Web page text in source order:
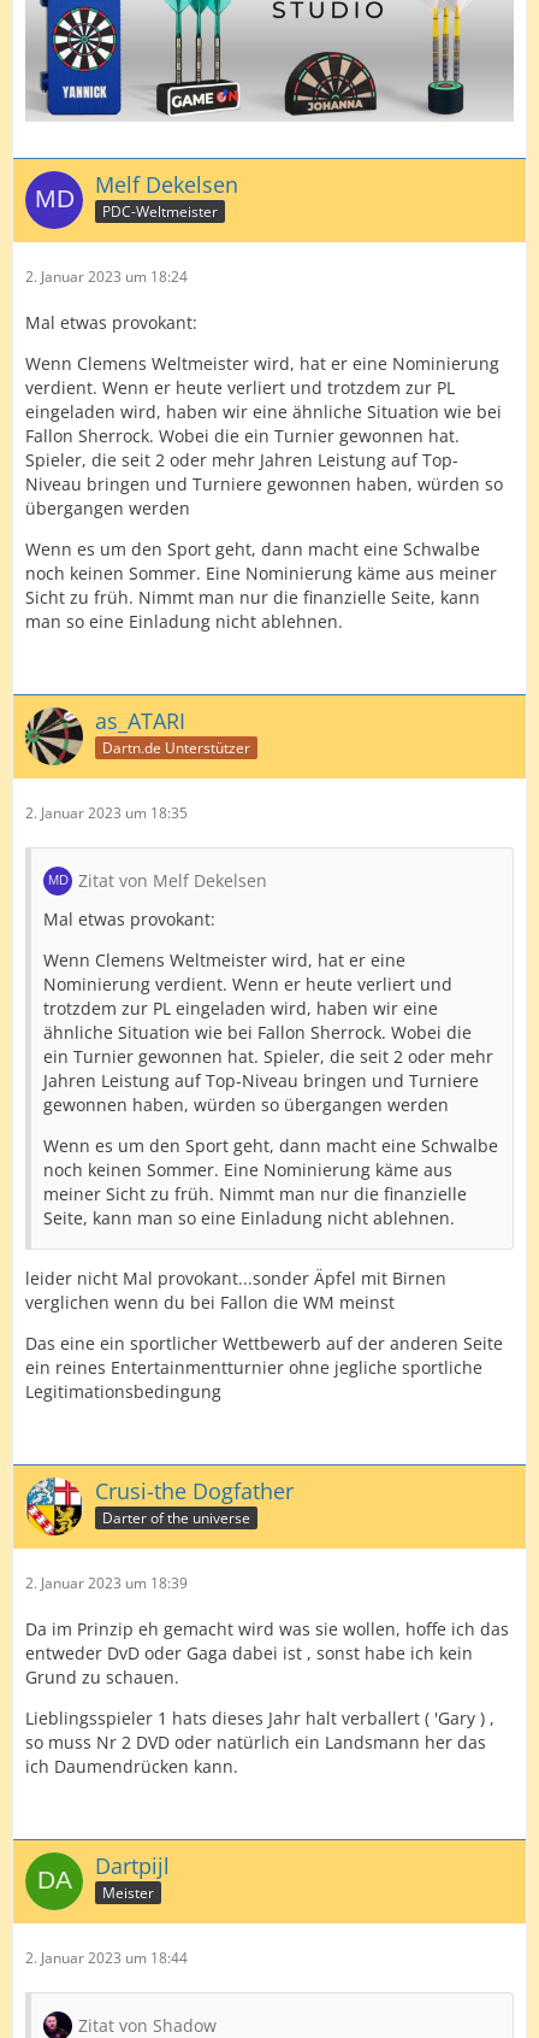
Melf Dekelsen
PDC-Weltmeister
2. Januar 2023 um 18:24
Mal etwas provokant:
Wenn Clemens Weltmeister wird, hat er eine Nominierung
verdient. Wenn er heute verliert und trotzdem zur PL
eingeladen wird, haben wir eine ähnliche Situation wie bei
Fallon Sherrock. Wobei die ein Turnier gewonnen hat.
Spieler, die seit 2 oder mehr Jahren Leistung auf Top-
Niveau bringen und Turniere gewonnen haben, würden so
übergangen werden
Wenn es um den Sport geht, dann macht eine Schwalbe
noch keinen Sommer. Eine Nominierung käme aus meiner
Sicht zu früh. Nimmt man nur die finanzielle Seite, kann
man so eine Einladung nicht ablehnen.
as_ATARI
Dartn.de Unterstützer
2. Januar 2023 um 18:35
Zitat von Melf Dekelsen
Mal etwas provokant:
Wenn Clemens Weltmeister wird, hat er eine
Nominierung verdient. Wenn er heute verliert und
trotzdem zur PL eingeladen wird, haben wir eine
ähnliche Situation wie bei Fallon Sherrock. Wobei die
ein Turnier gewonnen hat. Spieler, die seit 2 oder mehr
Jahren Leistung auf Top-Niveau bringen und Turniere
gewonnen haben, würden so übergangen werden
Wenn es um den Sport geht, dann macht eine Schwalbe
noch keinen Sommer. Eine Nominierung käme aus
meiner Sicht zu früh. Nimmt man nur die finanzielle
Seite, kann man so eine Einladung nicht ablehnen.
leider nicht Mal provokant...sonder Äpfel mit Birnen
verglichen wenn du bei Fallon die WM meinst
Das eine ein sportlicher Wettbewerb auf der anderen Seite
ein reines Entertainmentturnier ohne jegliche sportliche
Legitimationsbedingung
Crusi-the Dogfather
Darter of the universe
2. Januar 2023 um 18:39
Da im Prinzip eh gemacht wird was sie wollen, hoffe ich das
entweder DvD oder Gaga dabei ist , sonst habe ich kein
Grund zu schauen.
Lieblingsspieler 1 hats dieses Jahr halt verballert ( 'Gary ) ,
so muss Nr 2 DVD oder natürlich ein Landsmann her das
ich Daumendrücken kann.
Dartpijl
Meister
2. Januar 2023 um 18:44
Zitat von Shadow